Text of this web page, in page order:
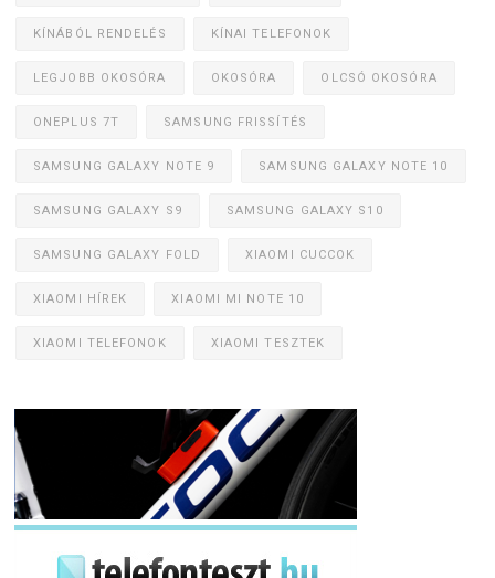
KÍNÁBÓL RENDELÉS KÍNAI TELEFONOK
LEGJOBB OKOSÓRA OKOSÓRA OLCSÓ OKOSÓRA
ONEPLUS 7T SAMSUNG FRISSÍTÉS
SAMSUNG GALAXY NOTE 9 SAMSUNG GALAXY NOTE 10
SAMSUNG GALAXY S9 SAMSUNG GALAXY S10
SAMSUNG GALAXY FOLD XIAOMI CUCCOK
XIAOMI HÍREK XIAOMI MI NOTE 10
XIAOMI TELEFONOK XIAOMI TESZTEK